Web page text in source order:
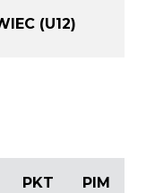
(U12)
PKT PIM